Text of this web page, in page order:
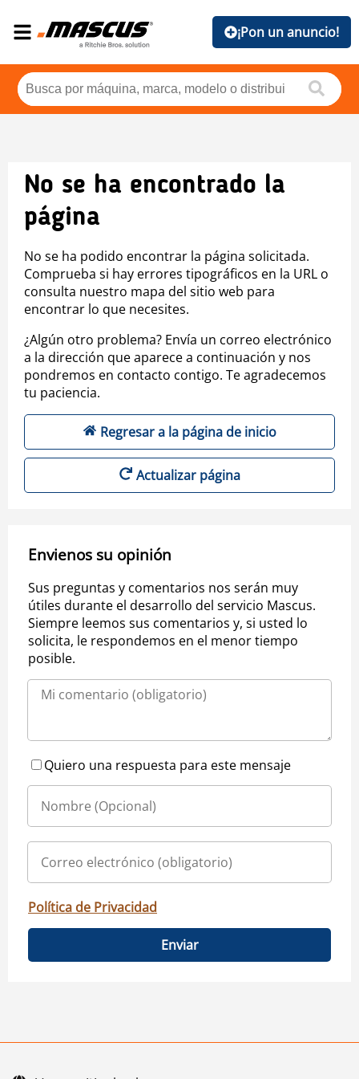
¡Pon un anuncio!
No se ha encontrado la
página
No se ha podido encontrar la página solicitada.
Comprueba si hay errores tipográficos en la URL o
consulta nuestro mapa del sitio web para
encontrar lo que necesites.
¿Algún otro problema? Envía un correo electrónico
a la dirección que aparece a continuación y nos
pondremos en contacto contigo. Te agradecemos
tu paciencia.
Regresar a la página de inicio
Actualizar página
Envienos su opinión
Sus preguntas y comentarios nos serán muy
útiles durante el desarrollo del servicio Mascus.
Siempre leemos sus comentarios y, si usted lo
solicita, le respondemos en el menor tiempo
posible.
Quiero una respuesta para este mensaje
Política de Privacidad
Enviar